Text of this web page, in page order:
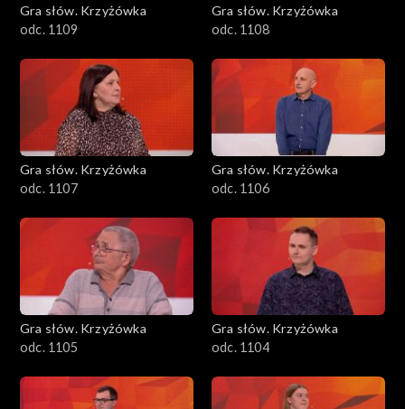
Gra słów. Krzyżówka
odc. 1109
Gra słów. Krzyżówka
odc. 1108
Gra słów. Krzyżówka
odc. 1107
Gra słów. Krzyżówka
odc. 1106
Gra słów. Krzyżówka
odc. 1105
Gra słów. Krzyżówka
odc. 1104